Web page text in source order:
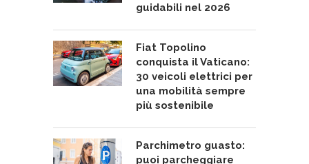
guidabili nel 2026
Fiat Topolino
conquista il Vaticano:
30 veicoli elettrici per
una mobilità sempre
più sostenibile
Parchimetro guasto:
puoi parcheggiare